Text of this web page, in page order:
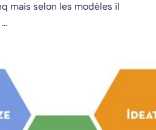
mais selon les modèles il